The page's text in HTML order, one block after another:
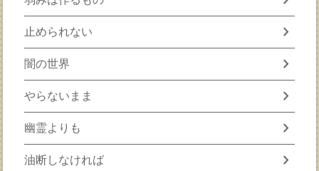
止められない chevron_right
闇の世界 chevron_right
やらないまま chevron_right
幽霊よりも chevron_right
油断しなければ chevron_right